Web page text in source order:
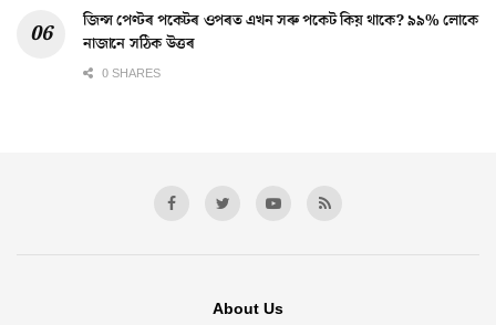
জিন্স পেণ্টৰ পকেটৰ ওপৰত এখন সৰু পকেট কিয় থাকে? ৯৯% লোকে
নাজানে সঠিক উত্তৰ
0 SHARES
About Us